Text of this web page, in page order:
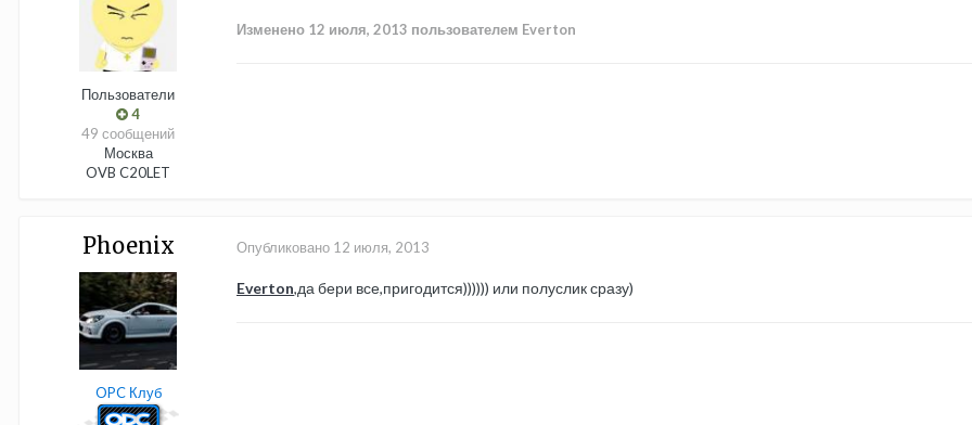
Пользователи
4
49 сообщений
Москва
OVB C20LET
Изменено 12 июля, 2013 пользователем Everton
Phoenix
OPC Клуб
Опубликовано 12 июля, 2013
Everton,да бери все,пригодится)))))) или полуслик сразу)